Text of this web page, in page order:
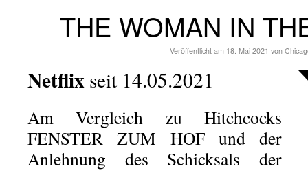
THE WOMAN IN
Veröffentlicht am 18. Mai 2021 von
Netflix seit 14.05.2021
Am Vergleich zu Hitchcocks
FENSTER ZUM HOF und der
Anlehnung des Schicksals der